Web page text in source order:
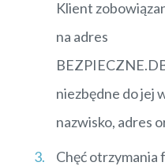
Klient
na adres
niezbędne do jej
nazwisko, adres
Chęć otrzymania